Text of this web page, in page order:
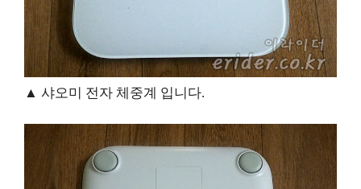
▲ 샤오미 전자 체중계 입니다.